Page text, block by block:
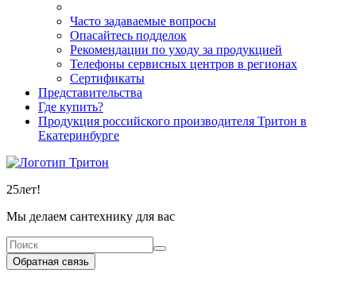
Часто задаваемые вопросы
Опасайтесь подделок
Рекомендации по уходу за продукцией
Телефоны сервисных центров в регионах
Сертификаты
Представительства
Где купить?
Продукция российского производителя Тритон в
Екатеринбурге
25лет!
Мы делаем сантехнику для вас
Обратная связь